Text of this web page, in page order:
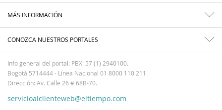
MÁS INFORMACIÓN
CONOZCA NUESTROS PORTALES
Info general del portal: PBX: 57 (1) 2940100.
Bogotá 5714444 - Línea Nacional 01 8000 110 211.
Dirección: Av. Calle 26 # 68B-70.
servicioalclienteweb@eltiempo.com